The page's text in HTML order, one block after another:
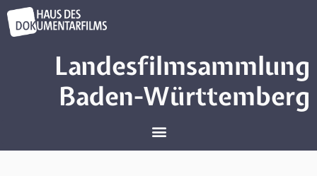
Landesfilmsammlung
Baden-Württemberg